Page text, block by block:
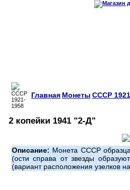
Главная Монеты СССР
2 копейки 1941 "2-Д"
Описание: Монета СССР
(ости справа от звезды
(вариант расположения узелков